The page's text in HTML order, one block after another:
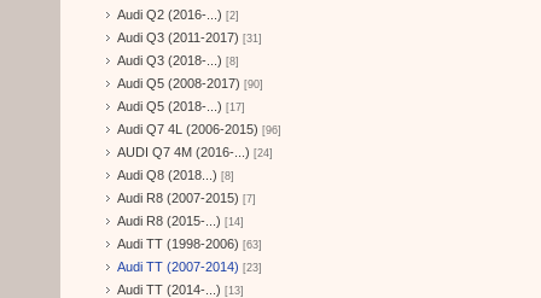
Audi Q2 (2016-...) [2]
Audi Q3 (2011-2017) [31]
Audi Q3 (2018-...) [8]
Audi Q5 (2008-2017) [90]
Audi Q5 (2018-...) [17]
Audi Q7 4L (2006-2015) [96]
AUDI Q7 4M (2016-...) [24]
Audi Q8 (2018...) [8]
Audi R8 (2007-2015) [7]
Audi R8 (2015-...) [14]
Audi TT (1998-2006) [63]
Audi TT (2007-2014) [23]
Audi TT (2014-...) [13]